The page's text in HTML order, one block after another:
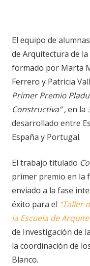
El equipo de
de Arquitectura de
formado por Marta
Ferrero y Patricia
Primer Premio
Constructiva” ,en la
desarrollado entre
España y Portugal.
El trabajo titulado
primer premio en la
enviado a la fase
éxito para el “Taller
la Escuela de
de Investigación de
la coordinación de
Blanco.